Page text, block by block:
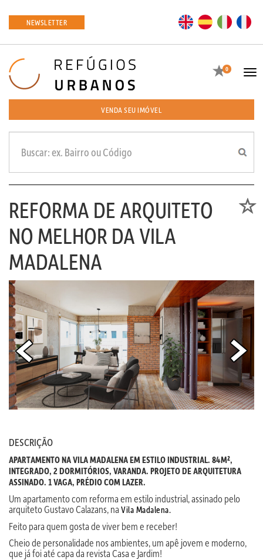
NEWSLETTER EN ES
Favoritos
0
VENDA SEU IMÓVEL
REFORMA DE ARQUITETO
NO MELHOR DA VILA
MADALENA
DESCRIÇÃO
APARTAMENTO NA VILA MADALENA EM ESTILO INDUSTRIAL. 84M²,
INTEGRADO, 2 DORMITÓRIOS, VARANDA. PROJETO DE ARQUITETURA
ASSINADO. 1 VAGA, PRÉDIO COM LAZER.
Um apartamento com reforma em estilo industrial, assinado pelo
arquiteto Gustavo Calazans, na Vila Madalena.
Feito para quem gosta de viver bem e receber!
Cheio de personalidade nos ambientes, um apê jovem e moderno,
que já foi até capa da revista Casa e Jardim!